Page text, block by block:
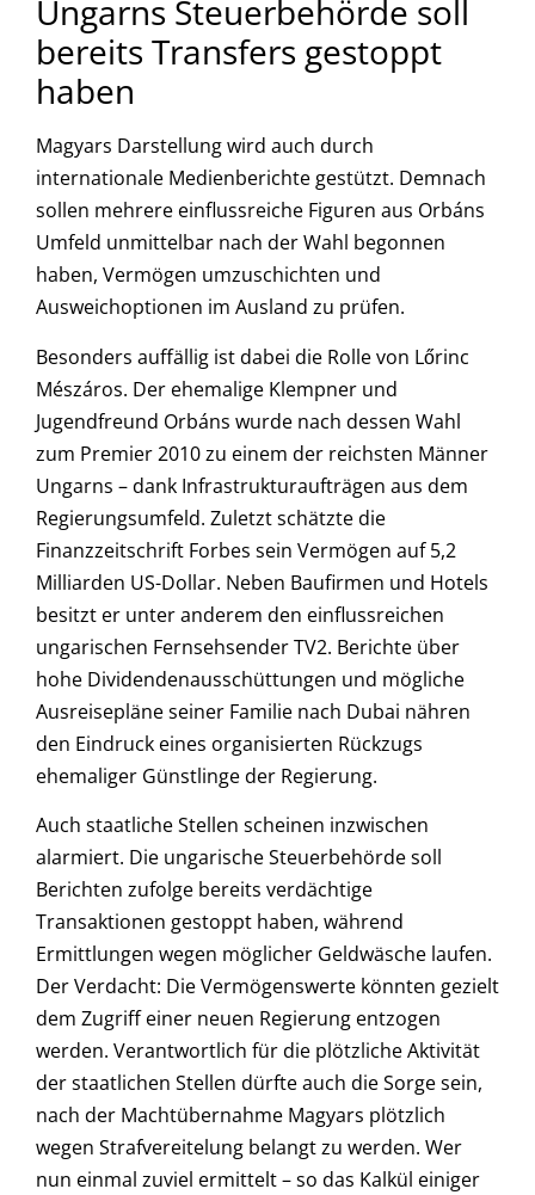
Ungarns Steuerbehörde soll
bereits Transfers gestoppt
haben
Magyars Darstellung wird auch durch
internationale Medienberichte gestützt. Demnach
sollen mehrere einflussreiche Figuren aus Orbáns
Umfeld unmittelbar nach der Wahl begonnen
haben, Vermögen umzuschichten und
Ausweichoptionen im Ausland zu prüfen.
Besonders auffällig ist dabei die Rolle von Lőrinc
Mészáros. Der ehemalige Klempner und
Jugendfreund Orbáns wurde nach dessen Wahl
zum Premier 2010 zu einem der reichsten Männer
Ungarns – dank Infrastrukturaufträgen aus dem
Regierungsumfeld. Zuletzt schätzte die
Finanzzeitschrift Forbes sein Vermögen auf 5,2
Milliarden US-Dollar. Neben Baufirmen und Hotels
besitzt er unter anderem den einflussreichen
ungarischen Fernsehsender TV2. Berichte über
hohe Dividendenausschüttungen und mögliche
Ausreisepläne seiner Familie nach Dubai nähren
den Eindruck eines organisierten Rückzugs
ehemaliger Günstlinge der Regierung.
Auch staatliche Stellen scheinen inzwischen
alarmiert. Die ungarische Steuerbehörde soll
Berichten zufolge bereits verdächtige
Transaktionen gestoppt haben, während
Ermittlungen wegen möglicher Geldwäsche laufen.
Der Verdacht: Die Vermögenswerte könnten gezielt
dem Zugriff einer neuen Regierung entzogen
werden. Verantwortlich für die plötzliche Aktivität
der staatlichen Stellen dürfte auch die Sorge sein,
nach der Machtübernahme Magyars plötzlich
wegen Strafvereitelung belangt zu werden. Wer
nun einmal zuviel ermittelt – so das Kalkül einiger